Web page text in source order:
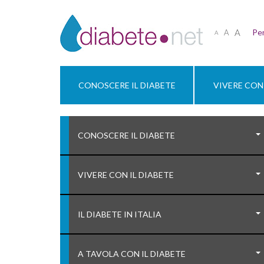
A A A
CONOSCERE IL DIABETE VIVERE
CONOSCERE IL DIABETE
VIVERE CON IL DIABETE
IL DIABETE IN ITALIA
A TAVOLA CON IL DIABETE